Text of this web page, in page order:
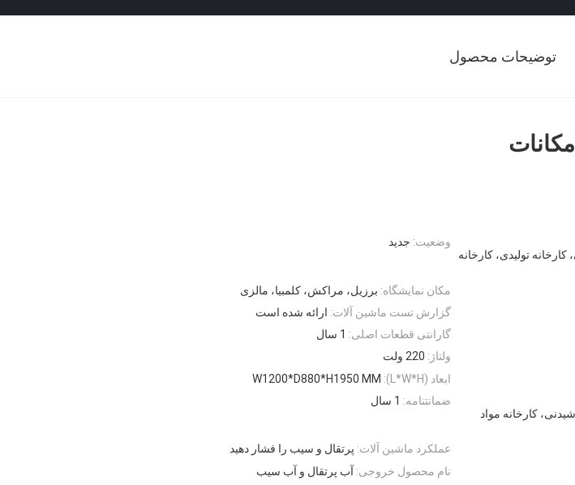
توضیحات محصول
امکانات
وضعیت: جدید
تولیدی، کارخانه
مکان نمایشگاه: برزیل، مراکش، کلمبیا، مالزی
گزارش تست ماشین آلات: ارائه شده است
گارانتی قطعات اصلی: 1 سال
ولتاژ: 220 ولت
ابعاد (L*W*H):
W1200*D880*H1950 MM
ضمانتنامه: 1 سال
کارخانه مواد
عملکرد ماشین آلات: پرتقال و سیب را فشار دهید
نام محصول خروجی: آب پرتقال و آب سیب